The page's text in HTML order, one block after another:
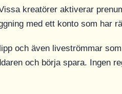
kreatörer aktiverar
med ett konto som har
och även liveströmmar
och börja spara. Ingen